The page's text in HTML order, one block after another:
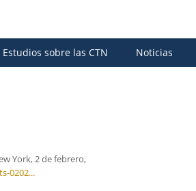
Estudios sobre las CTN Noticias
York, 2 de febrero,
0202...